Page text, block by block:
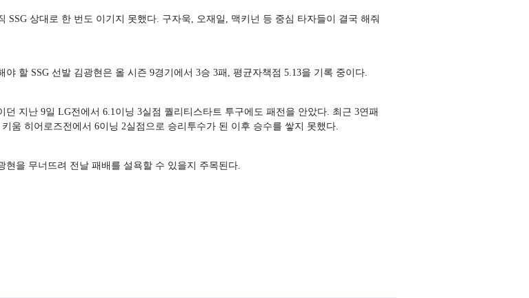
SSG 상대로 한 번도 이기지 못했다. 구자욱, 오재일, 맥키넌 등 중심 타자들이 결국 해줘
야 할 SSG 선발 김광현은 올 시즌 9경기에서 3승 3패, 평균자책점 5.13을 기록 중이다.
던 지난 9일 LG전에서 6.1이닝 3실점 퀄리티스타트 투구에도 패전을 안았다. 최근 3연패
움 히어로즈전에서 6이닝 2실점으로 승리투수가 된 이후 승수를 쌓지 못했다.
현을 무너뜨려 전날 패배를 설욕할 수 있을지 주목된다.